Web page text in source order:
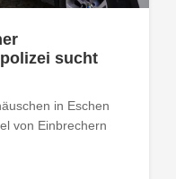
sucht
in Eschen
von Einbrechern